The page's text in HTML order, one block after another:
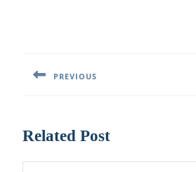
записям
PREVIOUS
Related Post